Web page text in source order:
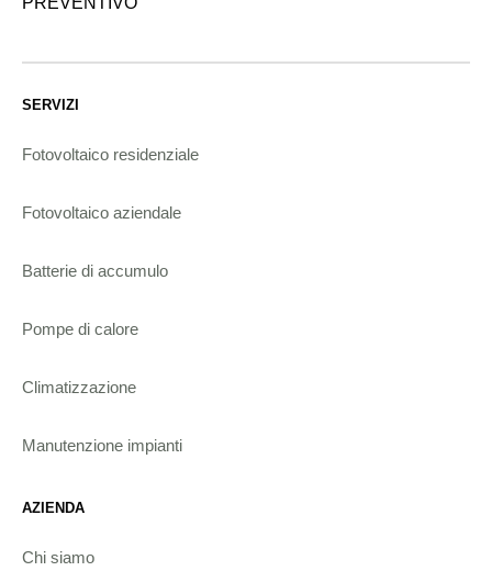
SERVIZI
Fotovoltaico residenziale
Fotovoltaico aziendale
Batterie di accumulo
Pompe di calore
Climatizzazione
Manutenzione impianti
AZIENDA
Chi siamo